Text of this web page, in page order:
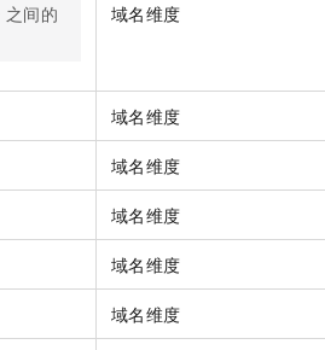
之间的
域名维度
域名维度
域名维度
域名维度
域名维度
域名维度